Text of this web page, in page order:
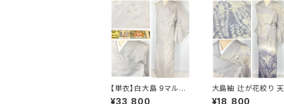
【単衣】白大島 9マルキ
本場大島紬 証紙付き
¥33,800
大島紬 辻が花絞り 天
目染め 訪問着 本場大
¥18,800